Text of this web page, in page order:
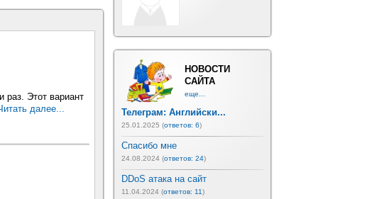
раз. Этот вариант
далее...
НОВОСТИ
САЙТА
еще...
Телеграм: Английски...
25.01.2025 (ответов: 6)
Спасибо мне
24.08.2024 (ответов: 24)
DDoS атака на сайт
11.04.2024 (ответов: 11)